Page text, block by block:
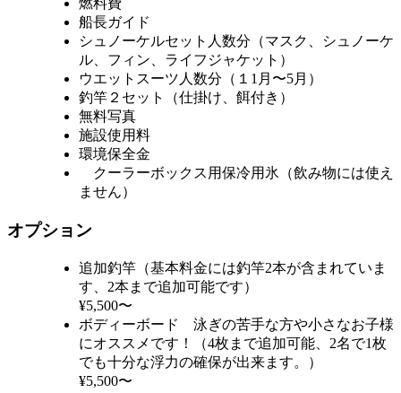
燃料費
船長ガイド
シュノーケルセット人数分（マスク、シュノーケ
ル、フィン、ライフジャケット）
ウエットスーツ人数分（１1月〜5月）
釣竿２セット（仕掛け、餌付き）
無料写真
施設使用料
環境保全金
クーラーボックス用保冷用氷（飲み物には使え
ません）
オプション
追加釣竿（基本料金には釣竿2本が含まれていま
す、2本まで追加可能です）
¥5,500〜
ボディーボード 泳ぎの苦手な方や小さなお子様
にオススメです！（4枚まで追加可能、2名で1枚
でも十分な浮力の確保が出来ます。）
¥5,500〜